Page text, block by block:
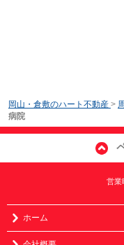
岡山・倉敷のハート不動産 >
病院
営業
ホーム